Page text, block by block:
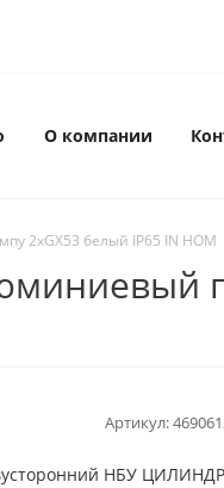
О компании
2хGX53 белый IP65 IN HOM
Артикул:
НБУ